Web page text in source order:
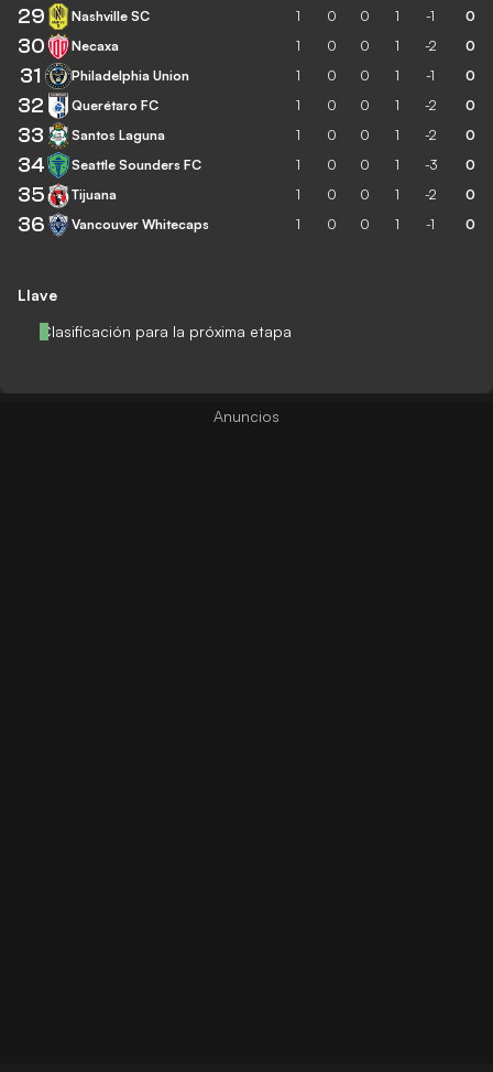
Llave
Clasificación para la próxima etapa
29 Nashville SC 1 0 0 1 -1 0
30 Necaxa 1 0 0 1 -2 0
31 Philadelphia Union 1 0 0 1 -1 0
32 Querétaro FC 1 0 0 1 -2 0
33 Santos Laguna 1 0 0 1 -2 0
34 Seattle Sounders FC 1 0 0 1 -3 0
35 Tijuana 1 0 0 1 -2 0
36 Vancouver Whitecaps 1 0 0 1 -1 0